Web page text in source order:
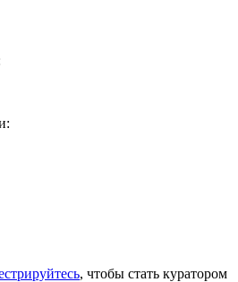
, чтобы стать куратором